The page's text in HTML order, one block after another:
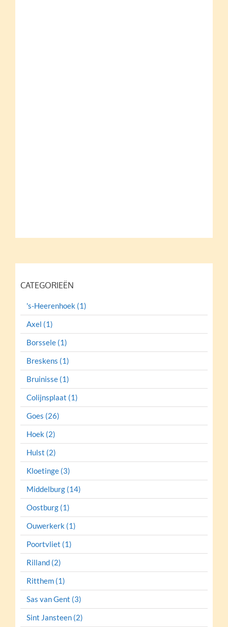
CATEGORIEËN
's-Heerenhoek (1)
Axel (1)
Borssele (1)
Breskens (1)
Bruinisse (1)
Colijnsplaat (1)
Goes (26)
Hoek (2)
Hulst (2)
Kloetinge (3)
Middelburg (14)
Oostburg (1)
Ouwerkerk (1)
Poortvliet (1)
Rilland (2)
Ritthem (1)
Sas van Gent (3)
Sint Jansteen (2)